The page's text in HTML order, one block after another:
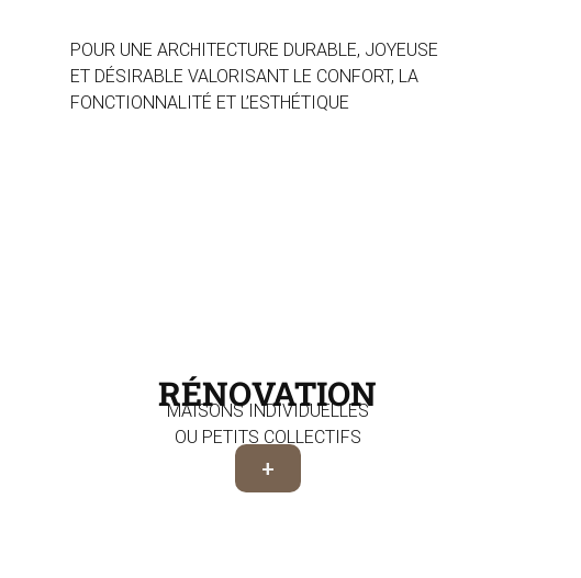
POUR UNE ARCHITECTURE DURABLE, JOYEUSE
ET DÉSIRABLE VALORISANT LE CONFORT, LA
FONCTIONNALITÉ ET L’ESTHÉTIQUE
RÉNOVATION
MAISONS INDIVIDUELLES
OU PETITS COLLECTIFS
+